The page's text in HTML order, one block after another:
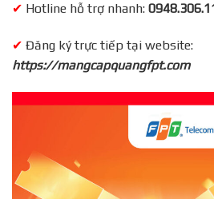
✔ Hotline hỗ trợ nhanh:
✔ Đăng ký trực tiếp tại website:
https://mangcapquangfpt.com